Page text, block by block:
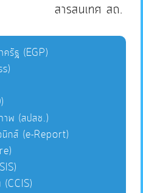
สารสนเทศ สถ.
ครัฐ (EGP)
าพ (สปสช.)
นิกส์ (e-Report)
(CCIS)